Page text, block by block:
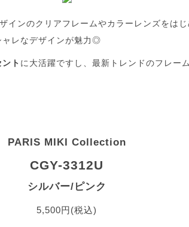
インのクリアフレームやカラーレンズをは
ャレなデザインが魅力◎
ト に大活躍ですし、最新トレンドのフレー
PARIS MIKI Collection
CGY-3312U
シルバー/ピンク
5,500円(税込)